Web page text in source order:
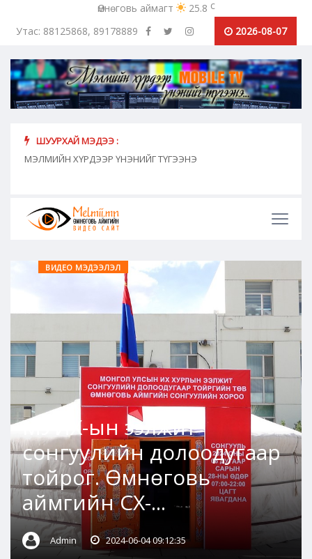
Өмнөговь аймагт 25.8 c
Утас: 88125868, 89178889
2026-08-07
ШУУРХАЙ МЭДЭЭ :
МЭЛМИЙН ХҮРДЭЭР ҮНЭНИЙГ ТҮГЭЭНЭ
ВИДЕО МЭДЭЭЛЭЛ
МУИХ-ын ээлжит
сонгуулийн долоодугаар
тойрог. Өмнөговь
аймгийн СХ-...
Admin 2024-06-04 09:12:35